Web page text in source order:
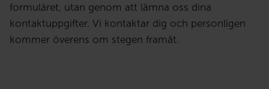
formuläret, utan genom att lämna oss dina
kontaktuppgifter. Vi kontaktar dig och personligen
kommer överens om stegen framåt.